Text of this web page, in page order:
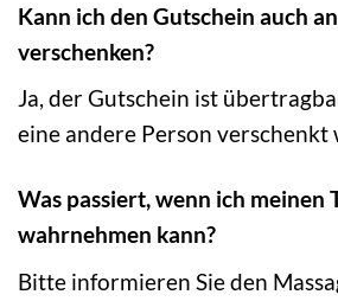
Kann ich den Gutschein auch
verschenken?
Ja, der Gutschein ist
eine andere Person verschenkt
Was passiert, wenn ich meinen
wahrnehmen kann?
Bitte informieren Sie den